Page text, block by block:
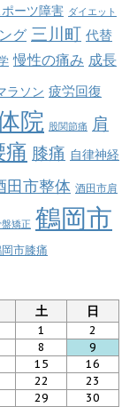
ーツ障害 ダイエット
グ 三川町 代替
慢性の痛み 成長
ラソン 疲労回復
院 股関節痛 肩
痛 膝痛 自律神経
田市整体 酒田市肩
矯正 鶴岡市
市膝痛
土 日
1
2
8
9
15
16
22
23
29
30